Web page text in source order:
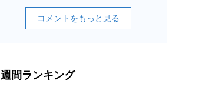
コメントをもっと見る
週間ランキング